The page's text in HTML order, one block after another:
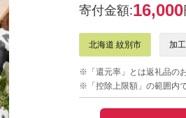
寄付金額:16,000
北海道 紋別市 加
※「還元率」とは返礼品の
※「控除上限額」の範囲内